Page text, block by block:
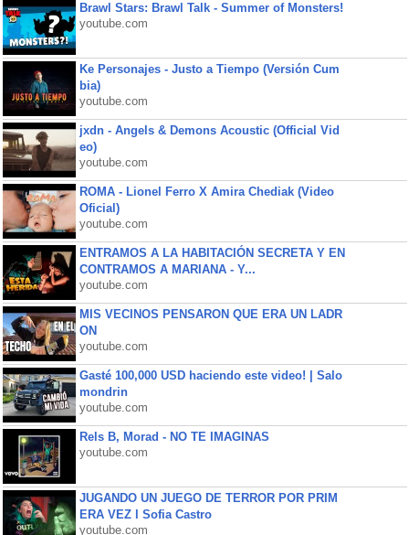
Brawl Stars: Brawl Talk - Summer of Monsters!
youtube.com
Ke Personajes - Justo a Tiempo (Versión Cum
bia)
youtube.com
jxdn - Angels & Demons Acoustic (Official Vid
eo)
youtube.com
ROMA - Lionel Ferro X Amira Chediak (Video
Oficial)
youtube.com
ENTRAMOS A LA HABITACIÓN SECRETA Y EN
CONTRAMOS A MARIANA - Y...
youtube.com
MIS VECINOS PENSARON QUE ERA UN LADR
ON
youtube.com
Gasté 100,000 USD haciendo este video! | Salo
mondrin
youtube.com
Rels B, Morad - NO TE IMAGINAS
youtube.com
JUGANDO UN JUEGO DE TERROR POR PRIM
ERA VEZ l Sofia Castro
youtube.com